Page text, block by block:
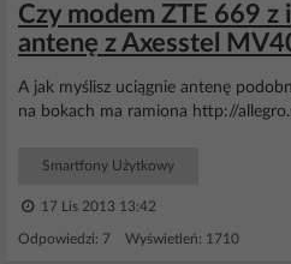
Czy modem ZTE 669 z
antenę z Axesstel
A jak myślisz uciągnie antenę
na bokach ma ramiona http://
Smartfony Użytkowy
17 Lis 2013 13:42
Odpowiedzi: 7 Wyświetleń: 1710